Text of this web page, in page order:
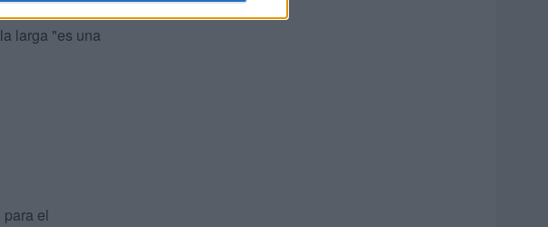
que con un
larga "es una
el